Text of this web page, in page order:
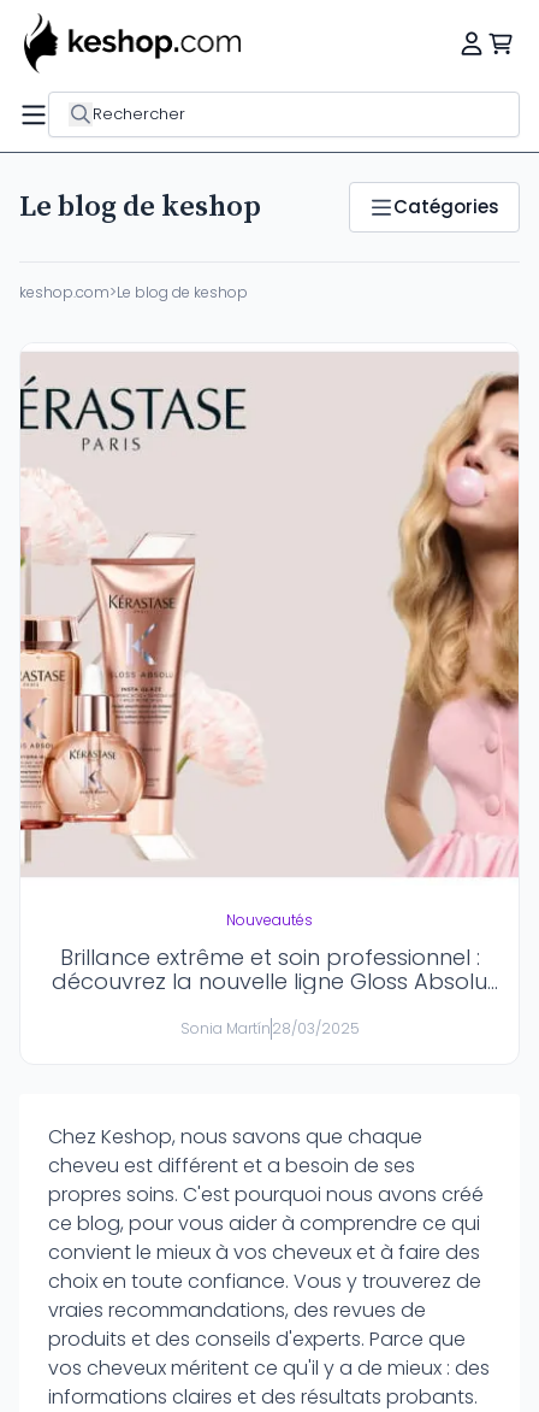
Rechercher
Le blog de keshop Catégories
keshop.com>Le blog de keshop
Nouveautés
Brillance extrême et soin professionnel :
découvrez la nouvelle ligne Gloss Absolu
Sonia Martín28/03/2025
Chez Keshop, nous savons que chaque
cheveu est différent et a besoin de ses
propres soins. C'est pourquoi nous avons créé
ce blog, pour vous aider à comprendre ce qui
convient le mieux à vos cheveux et à faire des
choix en toute confiance. Vous y trouverez de
vraies recommandations, des revues de
produits et des conseils d'experts. Parce que
vos cheveux méritent ce qu'il y a de mieux : des
informations claires et des résultats probants.